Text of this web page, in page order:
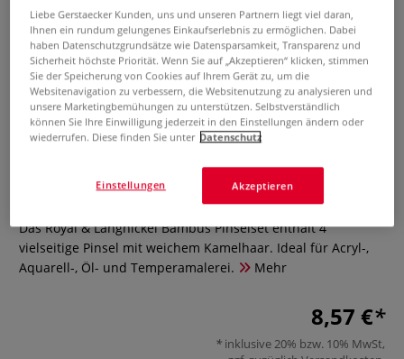
Royal & Langnickel Bambus
0 Bewertungen
Das Royal & Langnickel Bambus Pinselset enthält 4
vielseitige Pinsel mit weichem Kamelhaar. Ideal für Acryl-,
Aquarell-, Öl- und Temperamalerei.
Mehr
8,57 €
inklusive 20% bzw. 10% MwSt,
Liebe Gerstaecker Kunden, uns und unseren Partnern liegt viel daran,
Ihnen ein rundum gelungenes Einkaufserlebnis zu ermöglichen. Dabei
haben Datenschutzgrundsätze wie Datensparsamkeit, Transparenz und
Sicherheit höchste Priorität. Wenn Sie auf „Akzeptieren“ klicken, stimmen
Sie der Speicherung von Cookies auf Ihrem Gerät zu, um die
Websitenavigation zu verbessern, die Websitenutzung zu analysieren und
unsere Marketingbemühungen zu unterstützen. Selbstverständlich
können Sie Ihre Einwilligung jederzeit in den Einstellungen ändern oder
wiederrufen. Diese finden Sie unter Datenschutz
Akzeptieren
Einstellungen